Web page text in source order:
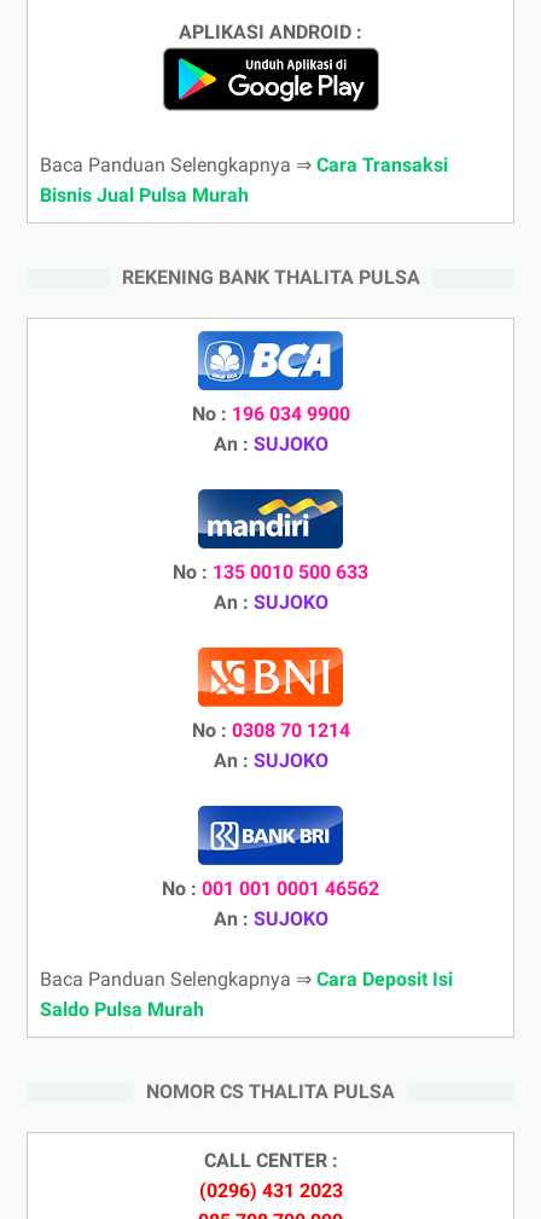
APLIKASI ANDROID :
Baca Panduan Selengkapnya ⇒ Cara Transaksi
Bisnis Jual Pulsa Murah
REKENING BANK THALITA PULSA
No : 196 034 9900
An : SUJOKO
No : 135 0010 500 633
An : SUJOKO
No : 0308 70 1214
An : SUJOKO
No : 001 001 0001 46562
An : SUJOKO
Baca Panduan Selengkapnya ⇒ Cara Deposit Isi
Saldo Pulsa Murah
NOMOR CS THALITA PULSA
CALL CENTER :
(0296) 431 2023